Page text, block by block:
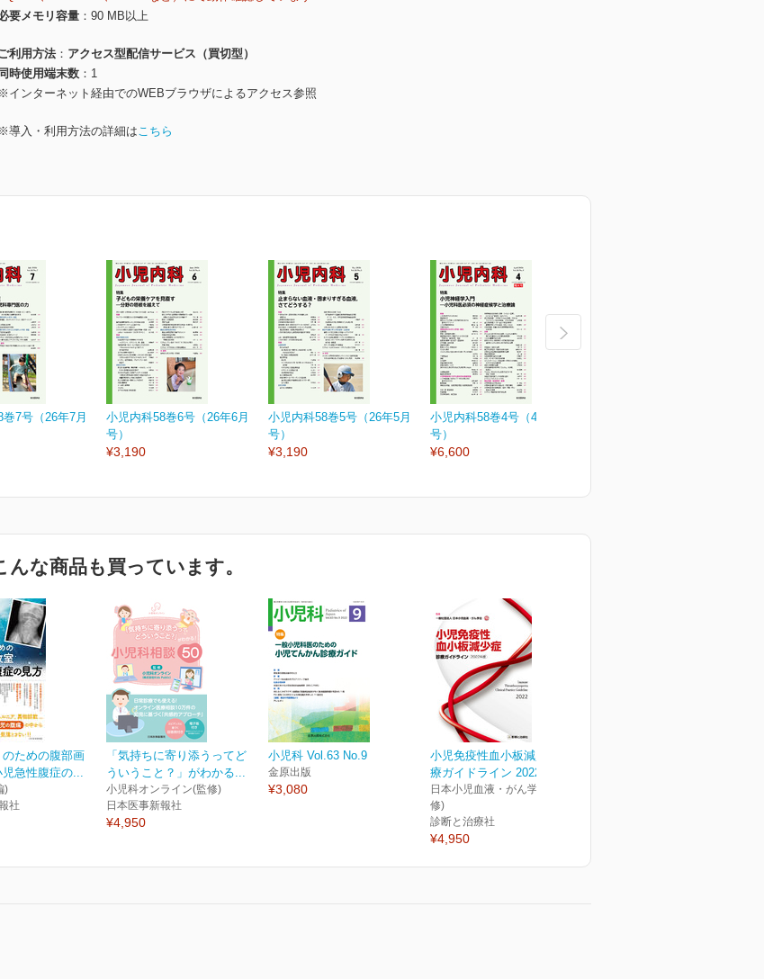
要メモリ容量
90 MB以上
利用方法
アクセス型配信サービス（買切型）
同時使用端末数
1
※インターネット経由でのWEBブラウザによるアクセス参照
※導入・利用方法の詳細はこちら
7号（26年7月
小児内科58巻6号（26年6月
号）
¥3,190
小児内科58巻5号（26年5月
号）
¥3,190
小児内科58巻4号（4月増大
号）
¥6,600
な商品も買っています。
のための腹部画
急性腹症の...
)
社
「気持ちに寄り添うってど
ういうこと？」がわかる...
小児科オンライン(監修)
日本医事新報社
¥4,950
小児科 Vol.63 No.9
金原出版
¥3,080
小児免疫性血小板減少症診
療ガイドライン 2022年版
日本小児血液・がん学会(監
修)
診断と治療社
¥4,950